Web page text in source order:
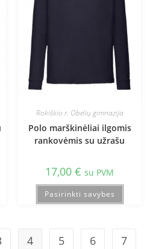
Rokiškio r. Obelių gimnazija
Polo marškinėliai ilgomis
rankovėmis su užrašu
17,00 € su PVM
Pasirinkti savybes
4 5 6
7